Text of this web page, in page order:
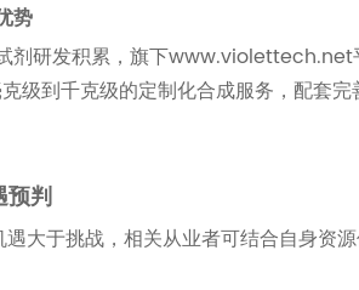
势
剂研发积累，旗下
级到千克级的定制化合成服务，配套
预判
大于挑战，相关从业者可结合自身资